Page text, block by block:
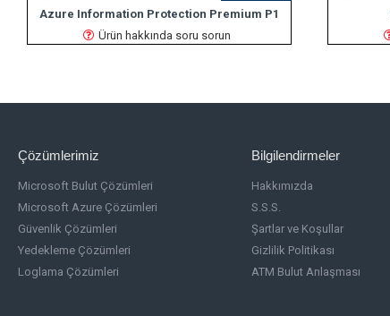
Azure Information Protection Premium P1
Ürün hakkında soru sorun
Çözümlerimiz
Microsoft Bulut Çözümleri
Microsoft Azure Çözümleri
Güvenlik Çözümleri
Yedekleme Çözümleri
Loglama Çözümleri
Bilgilendirmeler
Hakkımızda
S.S.S.
Şartlar ve Koşullar
Gizlilik Politikası
ATM Bulut Anlaşması